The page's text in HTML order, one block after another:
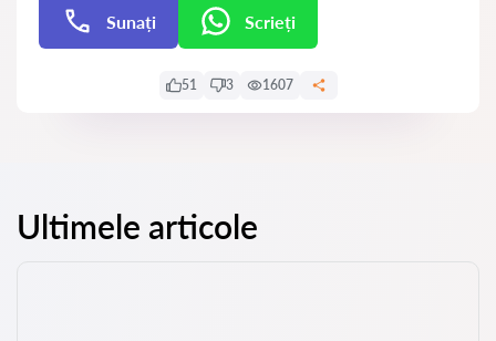
Sunați Scrieți
51 3 1607
Ultimele articole